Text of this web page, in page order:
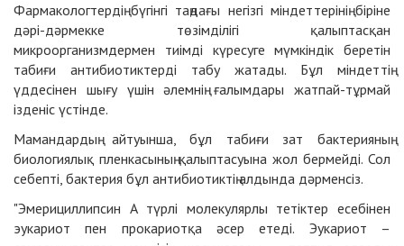
Фармакологтердің бүгінгі таңдағы негізгі міндеттерінің біріне
дәрі-дәрмекке төзімділігі қалыптасқан
микроорганизмдермен тиімді күресуге мүмкіндік беретін
табиғи антибиотиктерді табу жатады. Бұл міндеттің
үддесінен шығу үшін әлемнің ғалымдары жатпай-тұрмай
ізденіс үстінде.
Мамандардың айтуынша, бұл табиғи зат бактерияның
биологиялық пленкасының қалыптасуына жол бермейді. Сол
себепті, бактерия бұл антибиотиктің алдында дәрменсіз.
"Эмерициллипсин А түрлі молекулярлы тетіктер есебінен
эукариот пен прокариотқа әсер етеді. Эукариот –